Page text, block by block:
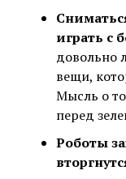
играть с
довольно
вещи,
Мысль о
перед
Роботы